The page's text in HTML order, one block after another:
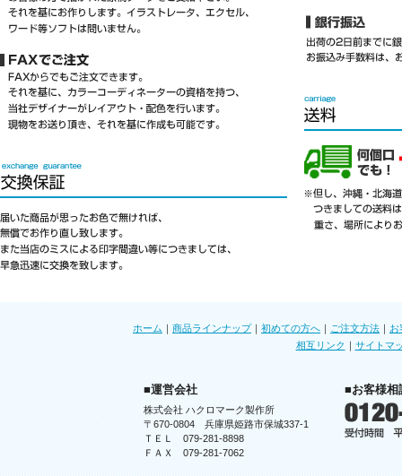
ホーム ｜ 商品ラインナップ｜ 初めての方へ ｜ ご注文方法 ｜ お
相互リンク ｜ サイトマ
■運営会社
株式会社 ハクロマーク製作所
〒670-0804 兵庫県姫路市保城337-1
ＴＥＬ 079-281-8898
ＦＡＸ 079-281-7062
■お客様相